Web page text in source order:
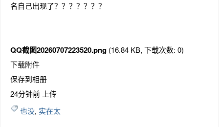
名自己出现了？？？？？？？
QQ截图20260707223520.png (16.84 KB, 下载次数: 0)
下载附件
保存到相册
24分钟前 上传
也没, 实在太